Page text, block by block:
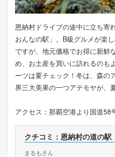
恩納村ドライブの途中に立ち寄
おんなの駅」。B級グルメが楽
ですが、地元価格でお得に新鮮
め、お土産を買いに訪れるのも
ーツは要チェック！冬は、森の
界三大美果の一つアテモヤが、
アクセス：那覇空港より国道58
クチコミ：恩納村の道の駅
まるもさん